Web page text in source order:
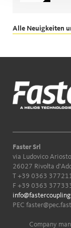
Alle Neuigkeiten
Faster Srl
via Ludovico
26027 Rivolta
T +39 0363
F +39 0363
PEC
Company